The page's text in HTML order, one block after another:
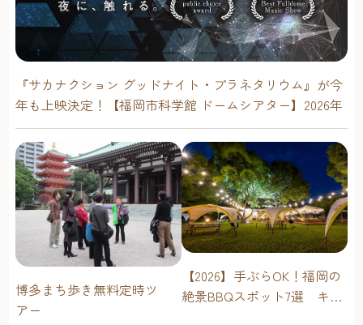
『サカナクション グッドナイト・プラネタリウム』が今
年も上映決定！【福岡市科学館 ドームシアター】2026年
博多まち歩き無料定時ツ
アー
【2026】手ぶらOK！福岡の
絶景BBQスポット7選 キャ